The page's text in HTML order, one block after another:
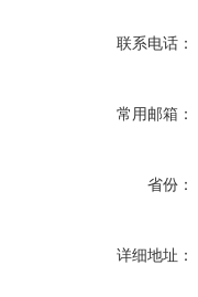
联系电话：
常用邮箱：
省份：
详细地址：